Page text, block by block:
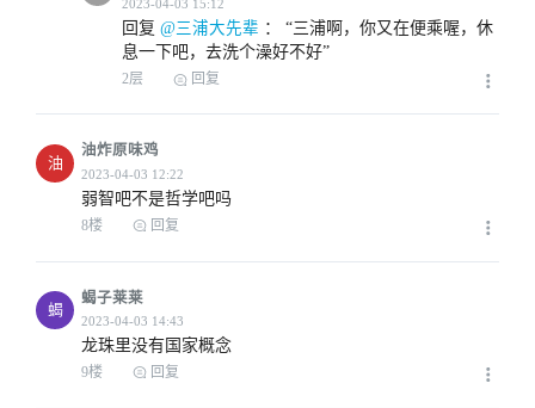
2023-04-03 08:46
回复 @三浦大先辈 ： “三浦啊，你又在便乘喔，休
息一下吧，去洗个澡好不好”
2层 回复
油
油炸原味鸡
弱智吧不是哲学吧吗
8楼 回复
蝎
蝎子莱莱
龙珠里没有国家概念
9楼 回复